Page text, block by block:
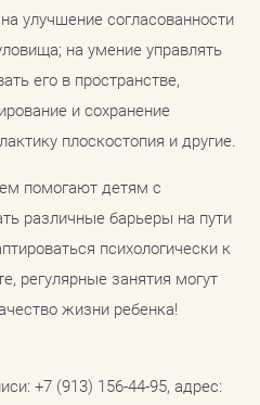
улучшение согласованности
на умение управлять
его в пространстве,
и сохранение
плоскостопия и другие.
помогают детям с
различные барьеры на пути
психологически к
регулярные занятия могут
жизни ребенка!
+7 (913) 156-44-95, адрес: